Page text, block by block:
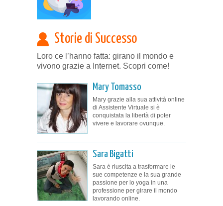
Storie di Successo
Loro ce l’hanno fatta: girano il mondo e
vivono grazie a Internet. Scopri come!
Mary Tomasso
Mary grazie alla sua attività online
di Assistente Virtuale si è
conquistata la libertà di poter
vivere e lavorare ovunque.
Sara Bigatti
Sara è riuscita a trasformare le
sue competenze e la sua grande
passione per lo yoga in una
professione per girare il mondo
lavorando online.